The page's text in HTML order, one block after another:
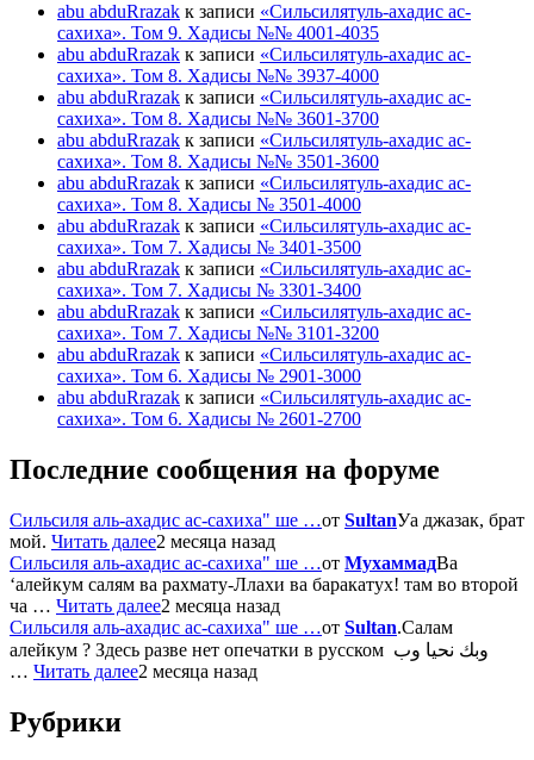
abu abduRrazak к записи «Сильсилятуль-ахадис ас-
сахиха». Том 9. Хадисы №№ 4001-4035
abu abduRrazak к записи «Сильсилятуль-ахадис ас-
сахиха». Том 8. Хадисы №№ 3937-4000
abu abduRrazak к записи «Сильсилятуль-ахадис ас-
сахиха». Том 8. Хадисы №№ 3601-3700
abu abduRrazak к записи «Сильсилятуль-ахадис ас-
сахиха». Том 8. Хадисы №№ 3501-3600
abu abduRrazak к записи «Сильсилятуль-ахадис ас-
сахиха». Том 8. Хадисы № 3501-4000
abu abduRrazak к записи «Сильсилятуль-ахадис ас-
сахиха». Том 7. Хадисы № 3401-3500
abu abduRrazak к записи «Сильсилятуль-ахадис ас-
сахиха». Том 7. Хадисы № 3301-3400
abu abduRrazak к записи «Сильсилятуль-ахадис ас-
сахиха». Том 7. Хадисы №№ 3101-3200
abu abduRrazak к записи «Сильсилятуль-ахадис ас-
сахиха». Том 6. Хадисы № 2901-3000
abu abduRrazak к записи «Сильсилятуль-ахадис ас-
сахиха». Том 6. Хадисы № 2601-2700
Последние сообщения на форуме
Сильсиля аль-ахадис ас-сахиха" ше …от SultanУа джазак, брат
мой. Читать далее2 месяца назад
Сильсиля аль-ахадис ас-сахиха" ше …от МухаммадВа
‘алейкум салям ва рахмату-Ллахи ва баракатух! там во второй
ча … Читать далее2 месяца назад
Сильсиля аль-ахадис ас-сахиха" ше …от Sultan.Салам
алейкум ? Здесь разве нет опечатки в русском وبك نحيا وب
… Читать далее2 месяца назад
Рубрики